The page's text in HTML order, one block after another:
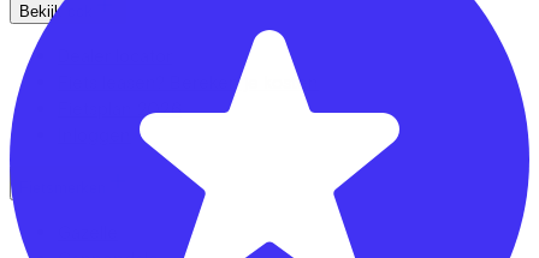
Bekijk ook
Fiets leasen? Bereken je kosten
Fietsplan 2026